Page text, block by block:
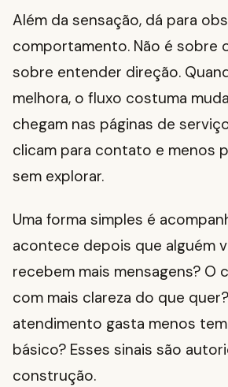
Além da sensação, dá para
comportamento. Não é sobre
sobre entender direção.
melhora, o fluxo costuma
chegam nas páginas de
clicam para contato e menos
sem explorar.
Uma forma simples é
acontece depois que alguém
recebem mais mensagens? O
com mais clareza do que
atendimento gasta menos
básico? Esses sinais são
construção.